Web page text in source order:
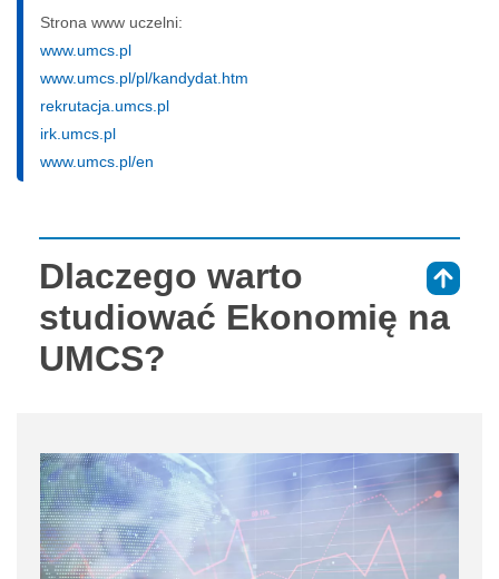
Strona www uczelni:
www.umcs.pl
www.umcs.pl/pl/kandydat.htm
rekrutacja.umcs.pl
irk.umcs.pl
www.umcs.pl/en
Dlaczego warto
studiować Ekonomię na
UMCS?